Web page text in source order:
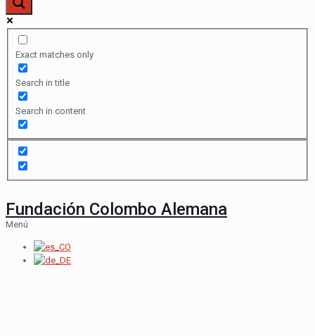
Exact matches only
Search in title
Search in content
Fundación Colombo Alemana
Menú